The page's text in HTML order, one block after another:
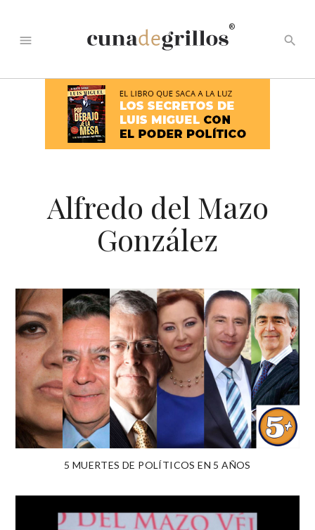
menu
®
search
Alfredo del Mazo
González
5 MUERTES DE POLÍTICOS EN 5 AÑOS